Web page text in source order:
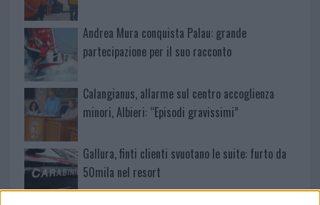
Andrea Mura conquista Palau: grande
partecipazione per il suo racconto
Calangianus, allarme sul centro accoglienza
minori, Albieri: “Episodi gravissimi”
Gallura, finti clienti svuotano le suite: furto da
50mila nel resort